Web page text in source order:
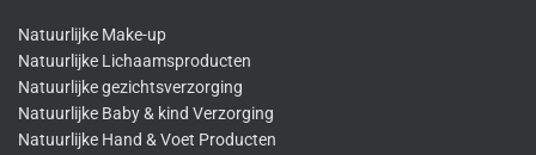
Natuurlijke Make-up
Natuurlijke Lichaamsproducten
Natuurlijke gezichtsverzorging
Natuurlijke Baby & kind Verzorging
Natuurlijke Hand & Voet Producten